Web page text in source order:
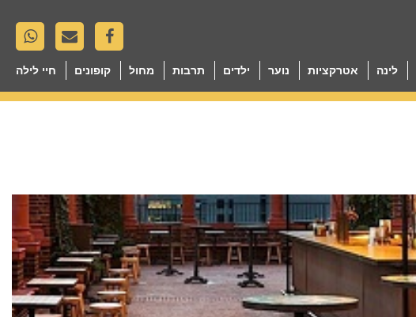
לינה אטרקציות נוער ילדים תרבות מחול קופונים חיי לילה